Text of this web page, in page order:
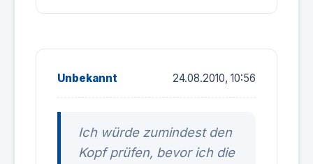
Unbekannt 24.08.2010, 10:56
Ich würde zumindest den
Kopf prüfen, bevor ich die